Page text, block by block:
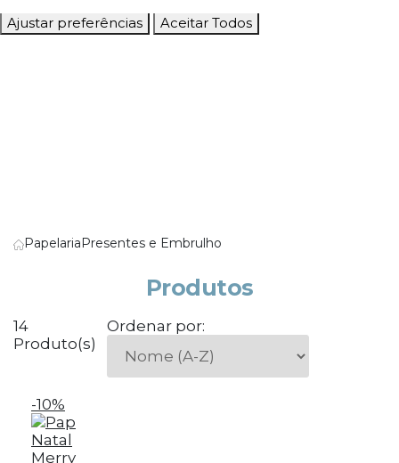
Ajustar preferências Aceitar Todos
PapelariaPresentes e Embrulho
Produtos
14
Produto(s)
Ordenar por:
-10%